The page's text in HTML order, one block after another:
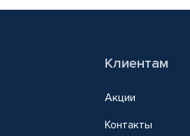
Клиентам
Акции
Контакты